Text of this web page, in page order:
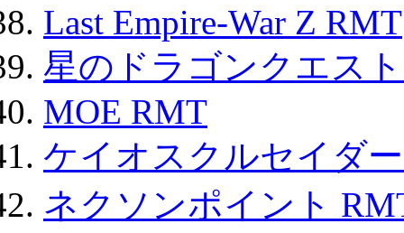
Last Empire-War Z RMT
星のドラゴンクエス
MOE RMT
ケイオスクルセイダ
ネクソンポイント